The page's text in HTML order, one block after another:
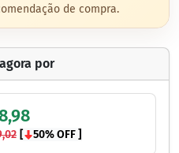
de compra.
por
[ 50% OFF ]